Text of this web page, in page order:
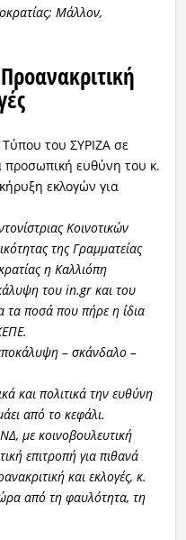
Μάλλον,
του ΣΥΡΙΖΑ σε
προσωπική ευθύνη του κ.
εκλογών για
Κοινοτικών
της Γραμματείας
η Καλλιόπη
του in.gr και του
τα ποσά που πήρε η ίδια
– σκάνδαλο –
και πολιτικά την ευθύνη
από το κεφάλι.
με κοινοβουλευτική
επιτροπή για πιθανά
και εκλογές, κ.
από τη φαυλότητα, τη